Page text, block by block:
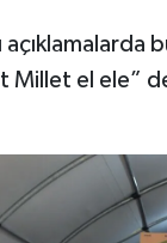
el ele”